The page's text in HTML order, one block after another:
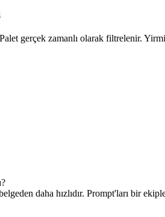
gerçek zamanlı olarak filtrelenir.
daha hızlıdır. Prompt'ları bir